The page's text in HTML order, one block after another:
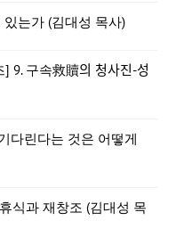
는가 (김대성 목사)
救贖의 청사진-성
다린다는 것은 어떻게
식과 재창조 (김대성 목